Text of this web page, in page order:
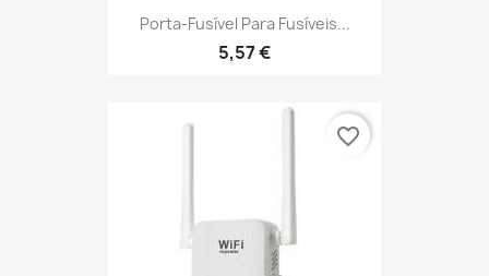
Porta-Fusível Para Fusíveis...
5,57 €
favorite_border